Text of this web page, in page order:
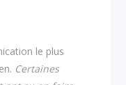
le plus
Certaines